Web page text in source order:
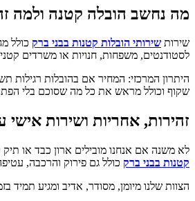
מה נחשב הובלה קטנה ולמה
שירות שירותי הובלות קטנות בבני ברק כולל
לסטודנטים, משפחות, חנויות או משרדים
היתרון המרכזי: המחיר אם בהובלות
שקוף וכולל מראש את כל מה שסוכם בלי
זהירות, אחריות ושירות אישי
לא משנה אם אנחנו מובילים ארון כבד או
קטנות בבני ברק כולל גם פירוק והרכבה,
הצוות שלנו מיומן, מסודר, אדיב ומגיע